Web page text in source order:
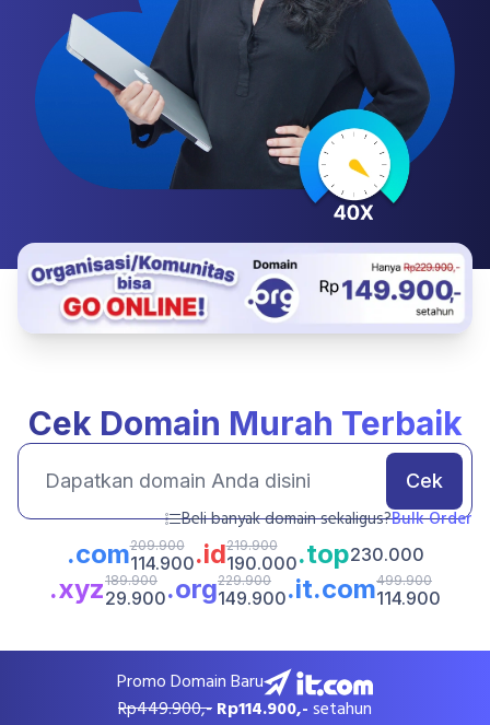
Cek Domain Murah Terbaik
Cek
Beli banyak domain sekaligus?Bulk Order
.com209.900
114.900.id219.900
190.000.top230.000
.xyz189.900
29.900.org229.900
149.900.it.com499.900
114.900
Promo Domain Baru
Rp449.900,-Rp114.900,-setahun